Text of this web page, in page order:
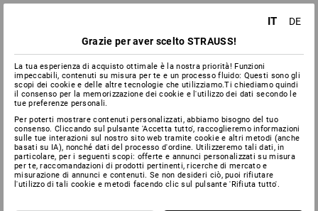
IT
DE
Grazie per aver scelto STRAUSS!
La tua esperienza di acquisto ottimale è la nostra priorità! Funzioni
impeccabili, contenuti su misura per te e un processo fluido: Questi sono gli
scopi dei cookie e delle altre tecnologie che utilizziamo.Ti chiediamo quindi
il consenso per la memorizzazione dei cookie e l'utilizzo dei dati secondo le
tue preferenze personali.
Per poterti mostrare contenuti personalizzati, abbiamo bisogno del tuo
consenso. Cliccando sul pulsante 'Accetta tutto', raccoglieremo informazioni
sulle tue interazioni sul nostro sito web tramite cookie e altri metodi (anche
basati su IA), nonché dati del processo d'ordine. Utilizzeremo tali dati, in
particolare, per i seguenti scopi: offerte e annunci personalizzati su misura
per te, raccomandazioni di prodotti pertinenti, ricerche di mercato e
misurazione di annunci e contenuti. Se non desideri ciò, puoi rifiutare
l'utilizzo di tali cookie e metodi facendo clic sul pulsante 'Rifiuta tutto'.